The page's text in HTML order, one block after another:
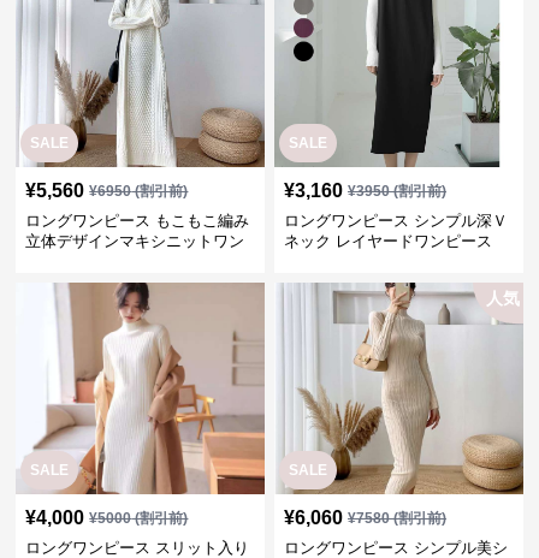
SALE
¥5,560 ¥6950(割引前)
ロングワンピース もこもこ編み
立体デザインマキシニットワン
SALE
¥3,160 ¥3950(割引前)
ロングワンピース シンプル深Ｖ
ネック レイヤードワンピース
SALE
¥4,000 ¥5000(割引前)
ロングワンピース スリット入り
SALE
人気
¥6,060 ¥7580(割引前)
ロングワンピース シンプル美シ